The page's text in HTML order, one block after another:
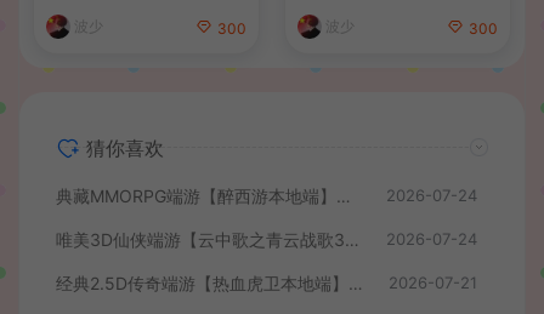
波少 300 波少 300
猜你喜欢
典藏MMORPG端游【醉西游本地端】最新最新整理Win系服务端+PC客户端+GM后台+详细搭建教程 2026-07-24
唯美3D仙侠端游【云中歌之青云战歌3D本地端】最整理Win系服务端+PC客户端+GM工具+详细搭建教程 2026-07-24
经典2.5D传奇端游【热血虎卫本地端】最新整理Win系服务端+PC客户端+详细搭建教程 2026-07-21